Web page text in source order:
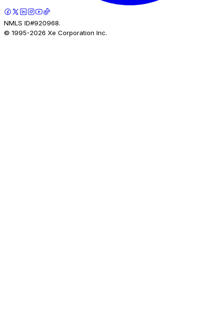
NMLS ID#920968.
© 1995-2026 Xe Corporation Inc.